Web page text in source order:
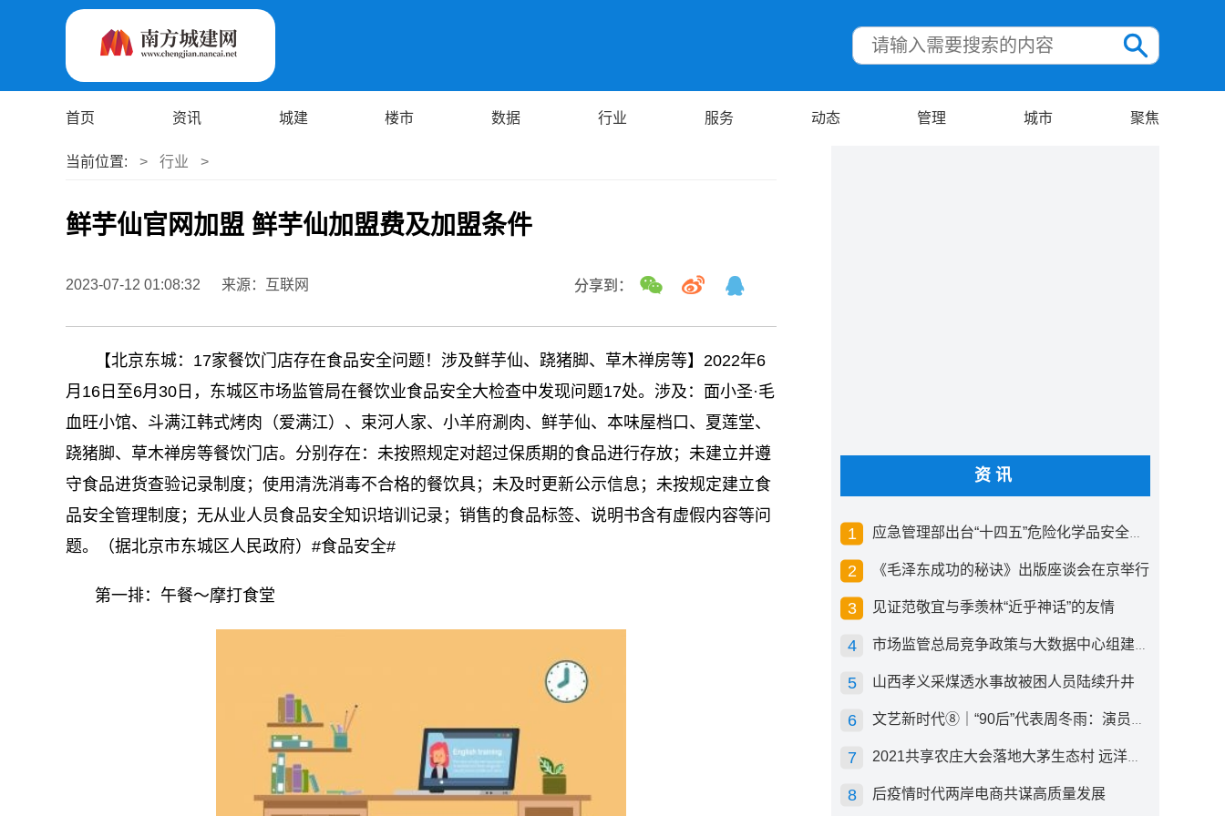
首页 资讯 城建 楼市 数据 行业 服务 动态 管理 城市 聚焦
当前位置: > 行业 >
鲜芋仙官网加盟 鲜芋仙加盟费及加盟条件
2023-07-12 01:08:32 来源：互联网 分享到：
【北京东城：17家餐饮门店存在食品安全问题！涉及鲜芋仙、跷猪脚、草木禅房等】2022年6
月16日至6月30日，东城区市场监管局在餐饮业食品安全大检查中发现问题17处。涉及：面小圣·毛
血旺小馆、斗满江韩式烤肉（爱满江）、束河人家、小羊府涮肉、鲜芋仙、本味屋档口、夏莲堂、
跷猪脚、草木禅房等餐饮门店。分别存在：未按照规定对超过保质期的食品进行存放；未建立并遵
守食品进货查验记录制度；使用清洗消毒不合格的餐饮具；未及时更新公示信息；未按规定建立食
品安全管理制度；无从业人员食品安全知识培训记录；销售的食品标签、说明书含有虚假内容等问
题。（据北京市东城区人民政府）#食品安全#
第一排：午餐～摩打食堂
资讯
应急管理部出台“十四五”危险化学品安全生产规划方案
《毛泽东成功的秘诀》出版座谈会在京举行
见证范敬宜与季羡林“近乎神话”的友情
市场监管总局竞争政策与大数据中心组建成立
山西孝义采煤透水事故被困人员陆续升井
文艺新时代⑧｜“90后”代表周冬雨：演员心里有底，得靠体验生活
2021共享农庄大会落地大茅生态村 远洋集团打造“乡村振兴”样板
后疫情时代两岸电商共谋高质量发展